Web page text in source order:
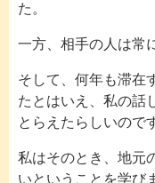
た。
一方、相手の人は常
そして、何年も滞在
たとはいえ、私の話
とらえたらしいので
私はそのとき、地元
いということを学び